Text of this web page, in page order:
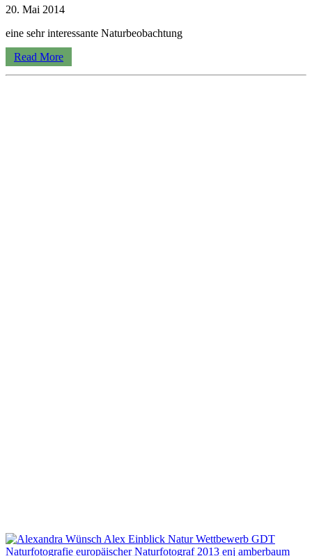
20. Mai 2014
eine sehr interessante Naturbeobachtung
Read More